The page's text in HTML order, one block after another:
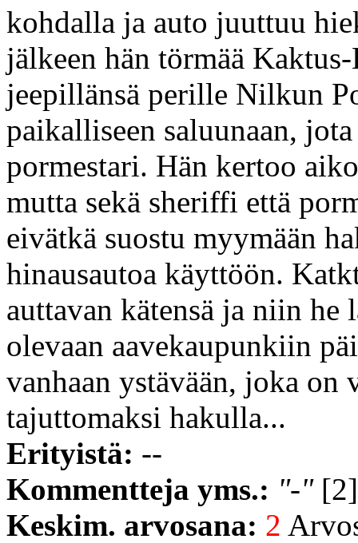
kohdalla ja auto juuttuu
jälkeen hän törmää
jeepillänsä perille Nilkun
paikalliseen saluunaan,
pormestari. Hän kertoo
mutta sekä sheriffi että
eivätkä suostu myymään
hinausautoa käyttöön.
auttavan kätensä ja niin he
olevaan aavekaupunkiin
vanhaan ystävään, joka
tajuttomaksi hakulla...
Erityistä: --
Kommentteja yms.: "-"
Keskim. arvosana: 2